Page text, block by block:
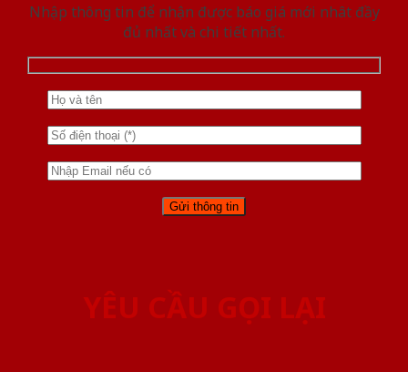
Nhập thông tin để nhận được báo giá mới nhât đầy
đủ nhất và chi tiết nhất.
YÊU CẦU GỌI LẠI